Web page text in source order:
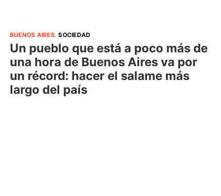
BUENOS AIRES.SOCIEDAD
Un pueblo que está a poco más de
una hora de Buenos Aires va por
un récord: hacer el salame más
largo del país